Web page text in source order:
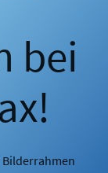
bei